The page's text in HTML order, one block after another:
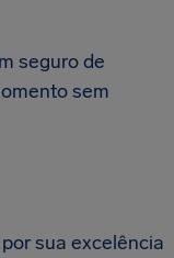
seguro de
sem
sua excelência